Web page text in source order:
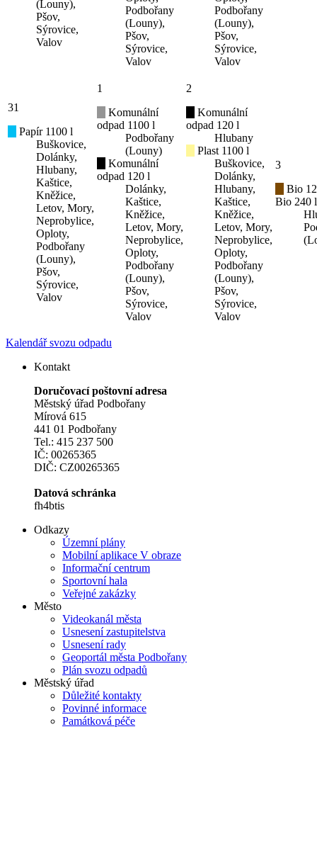
(Louny),
Pšov,
Sýrovice,
Valov
Podbořany
(Louny),
Pšov,
Sýrovice,
Valov
Podbořany
(Louny),
Pšov,
Sýrovice,
Valov
31
Papír 1100 l
Buškovice,
Dolánky,
Hlubany,
Kaštice,
Kněžice,
Letov, Mory,
Neprobylice,
Oploty,
Podbořany
(Louny),
Pšov,
Sýrovice,
Valov
1
Komunální
odpad 1100 l
Podbořany
(Louny)
Komunální
odpad 120 l
Dolánky,
Kaštice,
Kněžice,
Letov, Mory,
Neprobylice,
Oploty,
Podbořany
(Louny),
Pšov,
Sýrovice,
Valov
2
Komunální
odpad 120 l
Hlubany
Plast 1100 l
Buškovice,
Dolánky,
Hlubany,
Kaštice,
Kněžice,
Letov, Mory,
Neprobylice,
Oploty,
Podbořany
(Louny),
Pšov,
Sýrovice,
Valov
3
Bio
Bio 240 l
Kalendář svozu odpadu
Kontakt
Doručovací poštovní adresa
Městský úřad Podbořany
Mírová 615
441 01 Podbořany
Tel.: 415 237 500
IČ: 00265365
DIČ: CZ00265365
Datová schránka
fh4btis
Odkazy
Územní plány
Mobilní aplikace V obraze
Informační centrum
Sportovní hala
Veřejné zakázky
Město
Videokanál města
Usnesení zastupitelstva
Usnesení rady
Geoportál města Podbořany
Plán svozu odpadů
Městský úřad
Důležité kontakty
Povinné informace
Památková péče